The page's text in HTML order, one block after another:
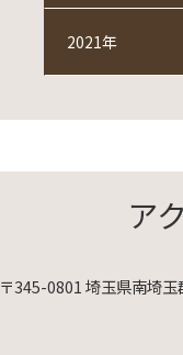
2021年
ア
〒345-0801 埼玉県南埼